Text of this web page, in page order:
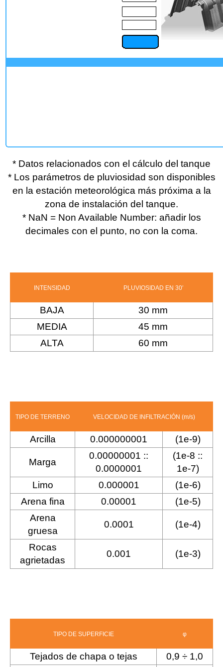
* Datos relacionados con el cálculo del tanque
* Los parámetros de pluviosidad son disponibles
en la estación meteorológica más próxima a la
zona de instalación del tanque.
* NaN = Non Available Number: añadir los
decimales con el punto, no con la coma.
INTENSIDAD PLUVIOSIDAD EN 30′
BAJA
30 mm
MEDIA
45 mm
ALTA
60 mm
TIPO DE TERRENO VELOCIDAD DE INFILTRACIÓN (m/s)
Arcilla 0.000000001 (1e-9)
Marga
0.00000001 ::
0.0000001
(1e-8 ::
1e-7)
Limo
0.000001
(1e-6)
Arena fina
0.00001
(1e-5)
Arena
gruesa
0.0001 (1e-4)
Rocas
agrietadas
0.001 (1e-3)
TIPO DE SUPERFICIE φ
Tejados de chapa o tejas
0,9 ÷ 1,0